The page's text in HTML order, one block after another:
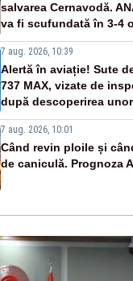
salvarea Cernavodă.
va fi scufundată în 3-4
7 aug. 2026, 10:39
Alertă în aviație! Sute
737 MAX, vizate de
după descoperirea
7 aug. 2026, 10:01
Când revin ploile și
de caniculă. Prognoza